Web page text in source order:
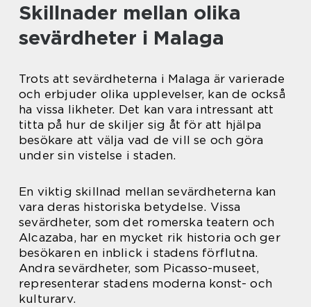
Skillnader mellan olika
sevärdheter i Malaga
Trots att sevärdheterna i Malaga är varierade
och erbjuder olika upplevelser, kan de också
ha vissa likheter. Det kan vara intressant att
titta på hur de skiljer sig åt för att hjälpa
besökare att välja vad de vill se och göra
under sin vistelse i staden.
En viktig skillnad mellan sevärdheterna kan
vara deras historiska betydelse. Vissa
sevärdheter, som det romerska teatern och
Alcazaba, har en mycket rik historia och ger
besökaren en inblick i stadens förflutna.
Andra sevärdheter, som Picasso-museet,
representerar stadens moderna konst- och
kulturarv.